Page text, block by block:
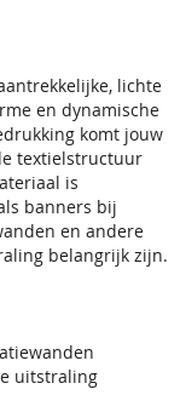
lichte
en dynamische
komt jouw
textielstructuur
is
banners bij
en andere
belangrijk zijn.
uitstraling